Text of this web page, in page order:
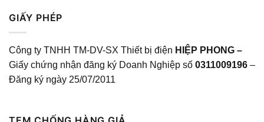
GIẤY PHÉP
Công ty TNHH TM-DV-SX Thiết bị điện HIỆP PHONG –
Giấy chứng nhận đăng ký Doanh Nghiệp số 0311009196 –
Đăng ký ngày 25/07/2011